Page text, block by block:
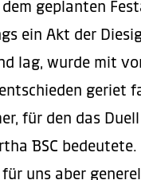
geplanten
ein Akt der
lag, wurde mit
geriet
für den das
BSC bedeutete.
uns aber